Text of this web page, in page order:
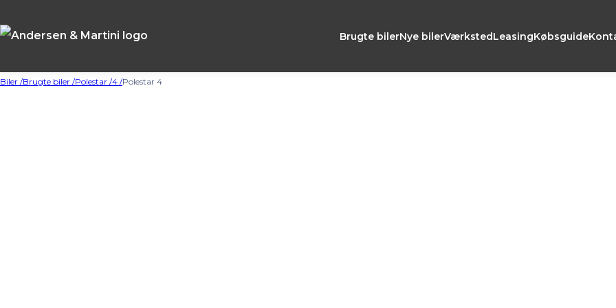
Brugte bilerNye bilerVærkstedLeasingKøbsguide
Biler /Brugte biler /Polestar /4 /Polestar 4